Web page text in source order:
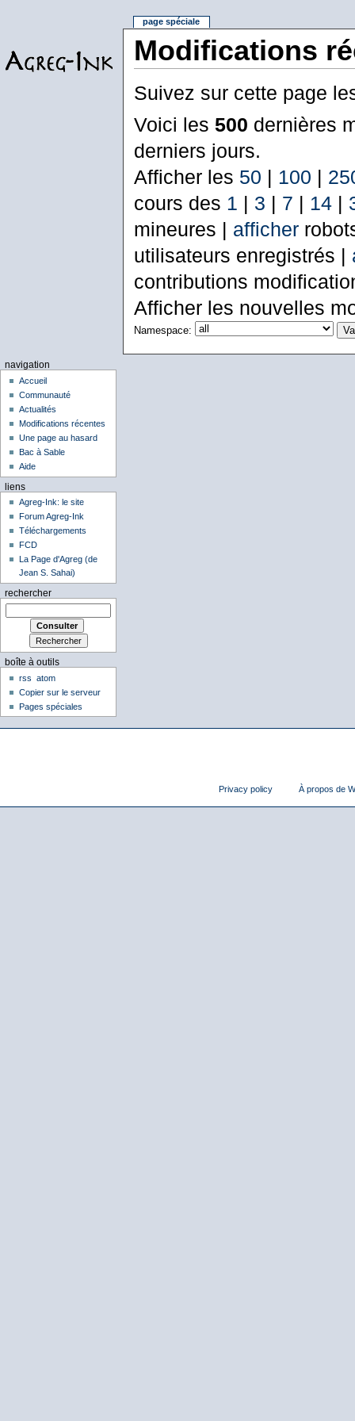
Modifications
Suivez sur cette page
Voici les 500 dernières
derniers jours.
Afficher les 50 | 100 |
cours des 1 | 3 | 7 | 14|
mineures | afficher
utilisateurs enregistrés |
contributions
Afficher les nouvelles
Namespace:
page spéciale
navigation
Accueil
Communauté
Actualités
Modifications récentes
Une page au hasard
Bac à Sable
Aide
liens
Agreg-Ink: le site
Forum Agreg-Ink
Téléchargements
FCD
La Page d'Agreg (de
Jean S. Sahai)
rechercher
boîte à outils
rss
atom
Copier sur le serveur
Pages spéciales
Privacy policy À propos de